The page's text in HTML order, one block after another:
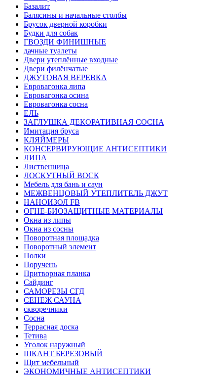
Базалит
Балясины и начальные столбы
Брусок дверной коробки
Будки для собак
ГВОЗДИ ФИНИШНЫЕ
дачные туалеты
Двери утеплённые входные
Двери филёнчатые
ДЖУТОВАЯ ВЕРЕВКА
Евровагонка липа
Евровагонка осина
Евровагонка сосна
ЕЛЬ
ЗАГЛУШКА ДЕКОРАТИВНАЯ СОСНА
Имитация бруса
КЛЯЙМЕРЫ
КОНСЕРВИРУЮЩИЕ АНТИСЕПТИКИ
ЛИПА
Лиственница
ЛОСКУТНЫЙ ВОСК
Мебель для бань и саун
МЕЖВЕНЦОВЫЙ УТЕПЛИТЕЛЬ ДЖУТ
НАНОИЗОЛ FB
ОГНЕ-БИОЗАЩИТНЫЕ МАТЕРИАЛЫ
Окна из липы
Окна из сосны
Поворотная площадка
Поворотный элемент
Полки
Поручень
Притворная планка
Сайдинг
САМОРЕЗЫ СГД
СЕНЕЖ САУНА
скворечники
Сосна
Террасная доска
Тетива
Уголок наружный
ШКАНТ БЕРЕЗОВЫЙ
Щит мебельный
ЭКОНОМИЧНЫЕ АНТИСЕПТИКИ